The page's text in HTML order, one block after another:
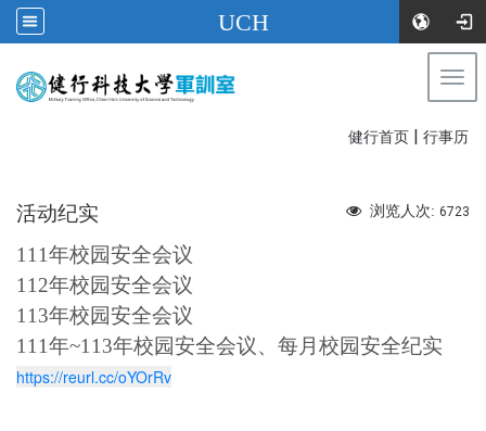
UCH
健行科技大学军训室
健行首页 | 行事历
浏览人次: 6723
活动纪实
111年校园安全会议
112年校园安全会议
113年校园安全会议
111年~113年校园安全会议、每月校园安全纪实
https://reurl.cc/oYOrRv